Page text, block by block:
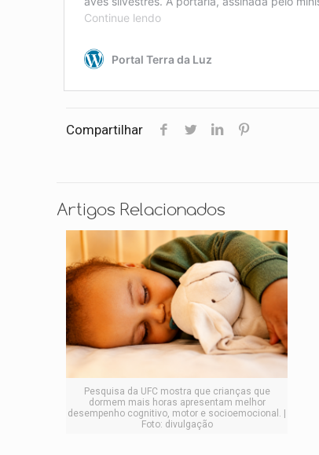
Compartilhar
Artigos Relacionados
Pesquisa da UFC mostra que crianças que
dormem mais horas apresentam melhor
desempenho cognitivo, motor e socioemocional. |
Foto: divulgação